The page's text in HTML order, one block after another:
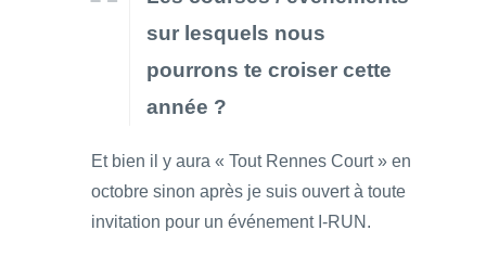
sur lesquels nous
pourrons te croiser cette
année ?
Et bien il y aura « Tout Rennes Court » en
octobre sinon après je suis ouvert à toute
invitation pour un événement I-RUN.